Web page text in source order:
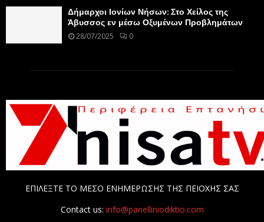
Δήμαρχοι Ιονίων Νήσων: Στο Χείλος της
Άβυσσος εν μέσω Οξυμένων Προβλημάτων
28/07/2025 0
ΕΠΙΛΕΞΤΕ ΤΟ ΜΕΣΟ ΕΝΗΜΕΡΩΣΗΣ ΤΗΣ ΠΕΙΟΧΗΣ ΣΑΣ
Contact us: info@panelliniodiktio.com